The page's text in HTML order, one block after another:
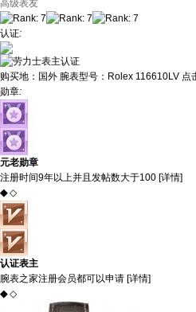
高级表友
认证:
购买地： 国外 腕表型号： Rolex 116610LV 点
勋章:
元老勋章
注册时间9年以上并且发帖数大于100 [详情]
◆ ◇
认证表主
腕表之家注册会员都可以申请 [详情]
◆ ◇